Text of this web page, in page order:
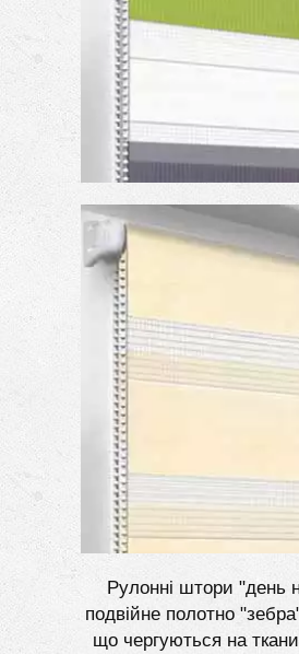
Рулонні штори "день
подвійне полотно
що чергуються на